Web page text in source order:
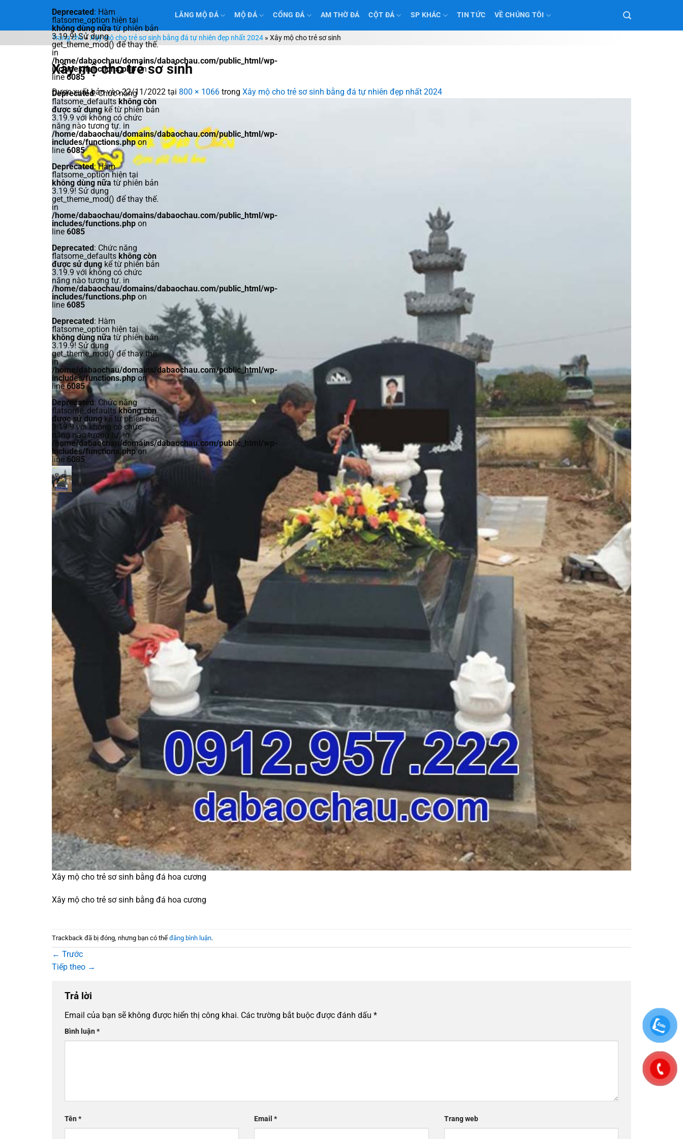
nội
dung
Deprecated: Hàm
flatsome_option hiện tại
không dùng nữatừ phiên bản
3.19.9! Sử dụng
get_theme_mod() để thay thế.
in
/home/dabaochau/domains/dabaochau.com/public_html/wp-
includes/functions.phpon
line6085
Deprecated: Chức năng
flatsome_defaultskhông còn
được sử dụng kể từ phiên bản
3.19.9 với không có chức
năng nào tương tự. in
/home/dabaochau/domains/dabaochau.com/public_html/wp-
includes/functions.phpon
line 6085
Deprecated: Hàm
flatsome_option hiện tại
không dùng nữa từ phiên bản
3.19.9! Sử dụng
get_theme_mod() để thay thế.
in
/home/dabaochau/domains/dabaochau.com/public_html/wp-
includes/functions.php on
line 6085
Deprecated: Chức năng
flatsome_defaults không còn
được sử dụng kể từ phiên bản
3.19.9 với không có chức
năng nào tương tự. in
/home/dabaochau/domains/dabaochau.com/public_html/wp-
includes/functions.php on
line 6085
Deprecated: Hàm
flatsome_option hiện tại
không dùng nữa từ phiên bản
3.19.9! Sử dụng
get_theme_mod() để thay thế.
in
/home/dabaochau/domains/dabaochau.com/public_html/wp-
includes/functions.php on
line6085
Deprecated: Chức năng
flatsome_defaultskhông còn
được sử dụng kể từ phiên bản
3.19.9 với không có chức
năng nào tương tự. in
/home/dabaochau/domains/dabaochau.com/public_html/wp-
includes/functions.phpon
line 6085
LĂNG MỘ ĐÁ MỘ ĐÁ CỔNG ĐÁ AM THỜ ĐÁ CỘT ĐÁ SP KHÁC TIN TỨC VỀ CHÚNG TÔI
Trang chủ»Xây mộ cho trẻ sơ sinh bằng đá tự nhiên đẹp nhất 2024 » Xây mộ cho trẻ sơ sinh
Xây mộ cho trẻ sơ sinh
Được xuất bản vào22/11/2022 tại 800 × 1066 trong Xây mộ cho trẻ sơ sinh bằng đá tự nhiên đẹp nhất 2024
Xây mộ cho trẻ sơ sinh bằng đá hoa cương
Xây mộ cho trẻ sơ sinh bằng đá hoa cương
Trackback đã bị đóng, nhưng bạn có thể đăng bình luận.
← Trước
Tiếp theo →
Trả lời
Email của bạn sẽ không được hiển thị công khai. Các trường bắt buộc được đánh dấu *
Bình luận*
Tên* Email* Trang web